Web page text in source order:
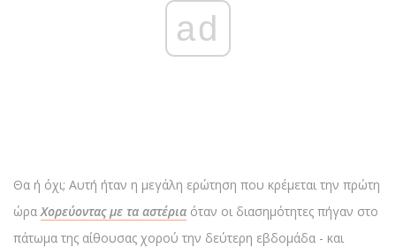
ad
Θα ή όχι; Αυτή ήταν η μεγάλη ερώτηση που κρέμεται την πρώτη
ώραΧορεύοντας με τα αστέρια όταν οι διασημότητες πήγαν στο
πάτωμα της αίθουσας χορού την δεύτερη εβδομάδα - και